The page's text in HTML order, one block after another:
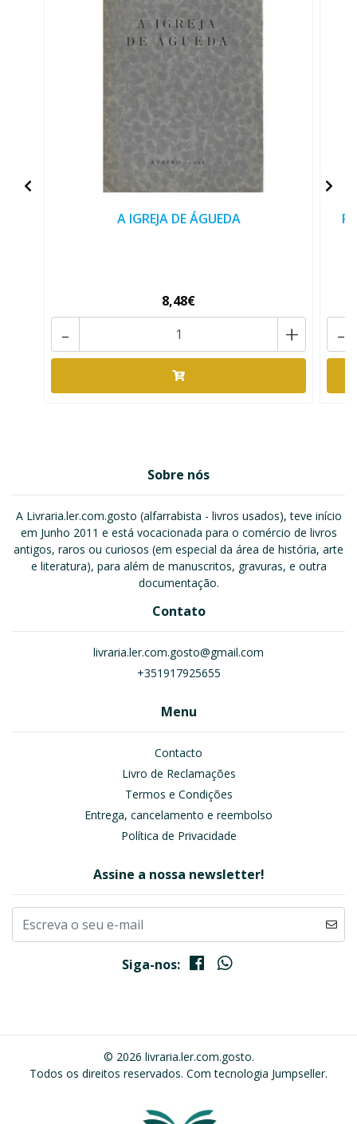
A IGREJA DE ÁGUEDA
8,48€
+
- -
Sobre nós
A Livraria.ler.com.gosto (alfarrabista - livros usados), teve início
em Junho 2011 e está vocacionada para o comércio de livros
antigos, raros ou curiosos (em especial da área de história, arte
e literatura), para além de manuscritos, gravuras, e outra
documentação.
Contato
livraria.ler.com.gosto@gmail.com
+351917925655
Menu
Contacto
Livro de Reclamações
Termos e Condições
Entrega, cancelamento e reembolso
Política de Privacidade
Assine a nossa newsletter!
Siga-nos:
© 2026 livraria.ler.com.gosto.
Todos os direitos reservados. Com tecnologia Jumpseller.